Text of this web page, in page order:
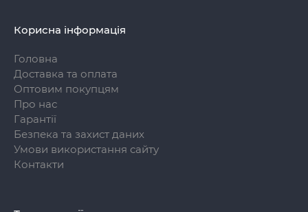
Корисна інформація
Головна
Доставка та оплата
Оптовим покупцям
Про нас
Гарантії
Безпека та захист даних
Умови використання сайту
Контакти